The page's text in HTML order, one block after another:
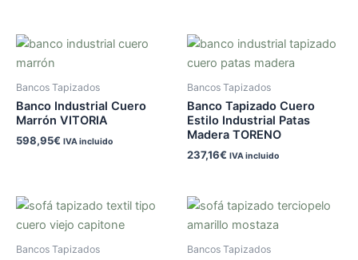
Bancos Tapizados
Banco Industrial Cuero
Marrón VITORIA
598,95€ IVA incluido
Bancos Tapizados
Banco Tapizado Cuero
Estilo Industrial Patas
Madera TORENO
237,16€ IVA incluido
Bancos Tapizados Bancos Tapizados